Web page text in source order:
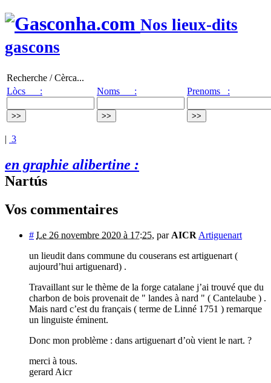
Nos lieux-dits
gascons
Recherche / Cèrca...
Lòcs :
Noms : Prenoms :
| 3
en graphie alibertine :
Nartús
Vos commentaires
# Le 26 novembre 2020 à 17:25, par AICR Artiguenart
un lieudit dans commune du couserans est artiguenart (
aujourd’hui artiguenard) .
Travaillant sur le thème de la forge catalane j’ai trouvé que du
charbon de bois provenait de " landes à nard " ( Cantelaube ) .
Mais nard c’est du français ( terme de Linné 1751 ) remarque
un linguiste éminent.
Donc mon problème : dans artiguenart d’où vient le nart. ?
merci à tous.
gerard Aicr